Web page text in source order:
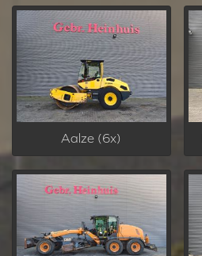
Aalze (6x)